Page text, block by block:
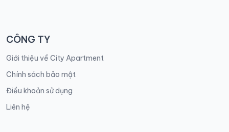
CÔNG TY
Giới thiệu về City Apartment
Chính sách bảo mật
Điều khoản sử dụng
Liên hệ